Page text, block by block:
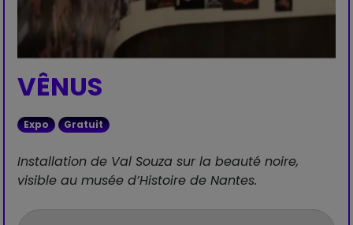
VÊNUS
Expo Gratuit
Installation de Val Souza sur la beauté noire,
visible au musée d’Histoire de Nantes.